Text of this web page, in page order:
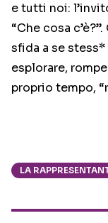
e tutti noi:
“Che cosa
sfida a se
esplorare,
proprio tempo,
LA